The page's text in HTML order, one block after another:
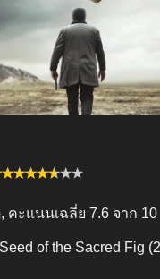
คะแนนเฉลี่ย 7.6 จาก 10
of the Sacred Fig